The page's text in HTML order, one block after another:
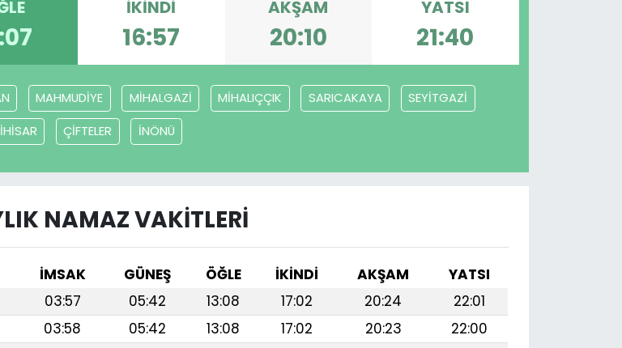
İKINDI
16:57
AKŞAM
20:10
YATSI
21:40
MAHMUDİYE MİHALGAZİ MİHALIÇÇIK SARICAKAYA
SEYİTGAZİ
ÇİFTELER İNÖNÜ
NAMAZ VAKITLERI
İMSAK GÜNEŞ ÖĞLE İKINDI AKŞAM
YATSI
03:57 05:42 13:08 17:02 20:24
22:01
03:58 05:42 13:08 17:02 20:23
22:00